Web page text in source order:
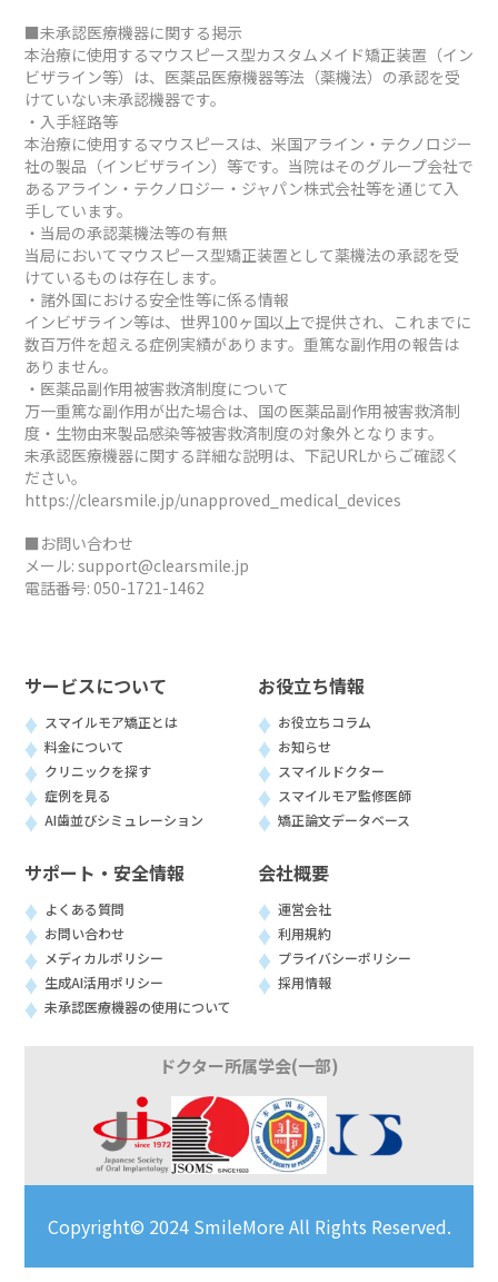
■未承認医療機器に関する掲示
本治療に使用するマウスピース型カスタムメイド矯正装置（イン
ビザライン等）は、医薬品医療機器等法（薬機法）の承認を受
けていない未承認機器です。
・入手経路等
本治療に使用するマウスピースは、米国アライン・テクノロジー
社の製品（インビザライン）等です。当院はそのグループ会社で
あるアライン・テクノロジー・ジャパン株式会社等を通じて入
手しています。
・当局の承認薬機法等の有無
当局においてマウスピース型矯正装置として薬機法の承認を受
けているものは存在します。
・諸外国における安全性等に係る情報
インビザライン等は、世界100ヶ国以上で提供され、これまでに
数百万件を超える症例実績があります。重篤な副作用の報告は
ありません。
・医薬品副作用被害救済制度について
万一重篤な副作用が出た場合は、国の医薬品副作用被害救済制
度・生物由来製品感染等被害救済制度の対象外となります。
未承認医療機器に関する詳細な説明は、下記URLからご確認く
ださい。
https://clearsmile.jp/unapproved_medical_devices
■お問い合わせ
メール: support@clearsmile.jp
電話番号: 050-1721-1462
サービスについて
スマイルモア矯正とは
料金について
クリニックを探す
症例を見る
AI歯並びシミュレーション
お役立ち情報
お役立ちコラム
お知らせ
スマイルドクター
スマイルモア監修医師
矯正論文データベース
サポート・安全情報
よくある質問
お問い合わせ
メディカルポリシー
生成AI活用ポリシー
未承認医療機器の使用について
会社概要
運営会社
利用規約
プライバシーポリシー
採用情報
ドクター所属学会(一部)
Copyright© 2024 SmileMore All Rights Reserved.